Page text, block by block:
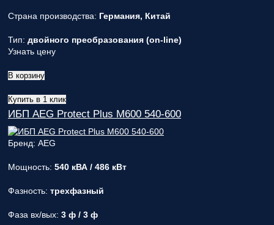
Страна производства: Германия, Китай
Тип: двойного преобразования (on-line)
Узнать цену
В корзину
Купить в 1 клик
ИБП AEG Protect Plus M600 540-600
Бренд: AEG
Мощность: 540 кВА / 486 кВт
Фазность: трехфазный
Фаза вх/вых: 3 ф / 3 ф